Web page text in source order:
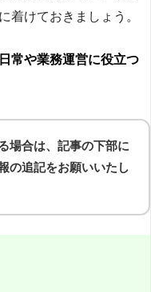
着けておきましょう。
常や業務運営に役立つ
場合は、記事の下部に
の追記をお願いいたし